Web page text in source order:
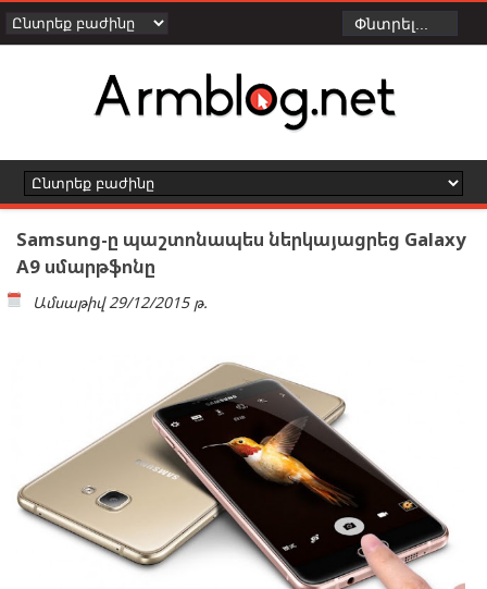
Samsung-ը պաշտոնապես ներկայացրեց Galaxy
A9 սմարթֆոնը
Ամսաթիվ 29/12/2015 թ.